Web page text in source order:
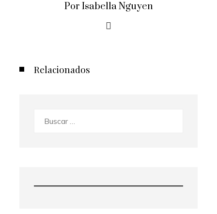
Por Isabella Nguyen
Relacionados